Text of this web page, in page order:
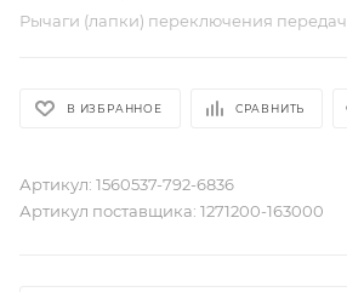
Рычаги (лапки) переключения передач
В ИЗБРАННОЕ СРАВНИТЬ
Артикул: 1560537-792-6836
Артикул поставщика: 1271200-163000